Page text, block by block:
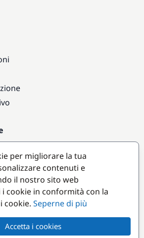
per migliorare la tua
contenuti e
il nostro sito web
cookie in conformità con la
cookie. Seperne di più
Accetta i cookies